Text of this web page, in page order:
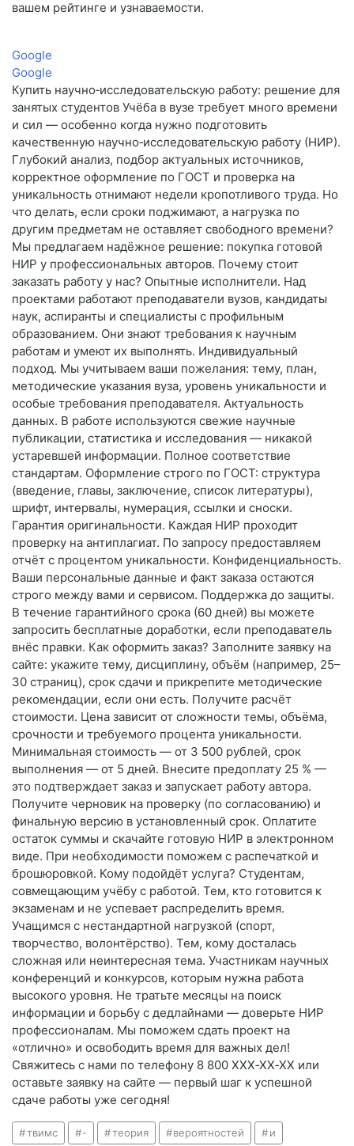
вашем рейтинге и узнаваемости.
Google
Google
Купить научно‑исследовательскую работу: решение для
занятых студентов Учёба в вузе требует много времени
и сил — особенно когда нужно подготовить
качественную научно‑исследовательскую работу (НИР).
Глубокий анализ, подбор актуальных источников,
корректное оформление по ГОСТ и проверка на
уникальность отнимают недели кропотливого труда. Но
что делать, если сроки поджимают, а нагрузка по
другим предметам не оставляет свободного времени?
Мы предлагаем надёжное решение: покупка готовой
НИР у профессиональных авторов. Почему стоит
заказать работу у нас? Опытные исполнители. Над
проектами работают преподаватели вузов, кандидаты
наук, аспиранты и специалисты с профильным
образованием. Они знают требования к научным
работам и умеют их выполнять. Индивидуальный
подход. Мы учитываем ваши пожелания: тему, план,
методические указания вуза, уровень уникальности и
особые требования преподавателя. Актуальность
данных. В работе используются свежие научные
публикации, статистика и исследования — никакой
устаревшей информации. Полное соответствие
стандартам. Оформление строго по ГОСТ: структура
(введение, главы, заключение, список литературы),
шрифт, интервалы, нумерация, ссылки и сноски.
Гарантия оригинальности. Каждая НИР проходит
проверку на антиплагиат. По запросу предоставляем
отчёт с процентом уникальности. Конфиденциальность.
Ваши персональные данные и факт заказа остаются
строго между вами и сервисом. Поддержка до защиты.
В течение гарантийного срока (60 дней) вы можете
запросить бесплатные доработки, если преподаватель
внёс правки. Как оформить заказ? Заполните заявку на
сайте: укажите тему, дисциплину, объём (например, 25–
30 страниц), срок сдачи и прикрепите методические
рекомендации, если они есть. Получите расчёт
стоимости. Цена зависит от сложности темы, объёма,
срочности и требуемого процента уникальности.
Минимальная стоимость — от 3 500 рублей, срок
выполнения — от 5 дней. Внесите предоплату 25 % —
это подтверждает заказ и запускает работу автора.
Получите черновик на проверку (по согласованию) и
финальную версию в установленный срок. Оплатите
остаток суммы и скачайте готовую НИР в электронном
виде. При необходимости поможем с распечаткой и
брошюровкой. Кому подойдёт услуга? Студентам,
совмещающим учёбу с работой. Тем, кто готовится к
экзаменам и не успевает распределить время.
Учащимся с нестандартной нагрузкой (спорт,
творчество, волонтёрство). Тем, кому досталась
сложная или неинтересная тема. Участникам научных
конференций и конкурсов, которым нужна работа
высокого уровня. Не тратьте месяцы на поиск
информации и борьбу с дедлайнами — доверьте НИР
профессионалам. Мы поможем сдать проект на
«отлично» и освободить время для важных дел!
Свяжитесь с нами по телефону 8 800 XXX‑XX‑XX или
оставьте заявку на сайте — первый шаг к успешной
сдаче работы уже сегодня!
твимс - теория вероятностей и